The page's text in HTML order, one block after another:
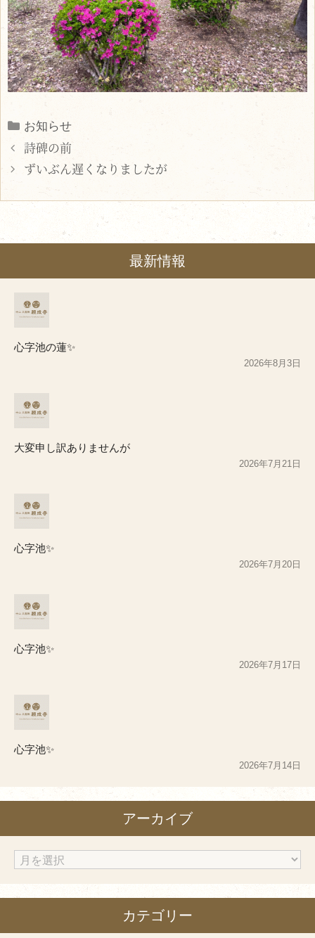
Categories
お知らせ
詩碑の前
ずいぶん遅くなりましたが
最新情報
心字池の蓮✨
2026年8月3日
大変申し訳ありませんが
2026年7月21日
心字池✨
2026年7月20日
心字池✨
2026年7月17日
心字池✨
2026年7月14日
アーカイブ
ア
カ
ブ
カテゴリー